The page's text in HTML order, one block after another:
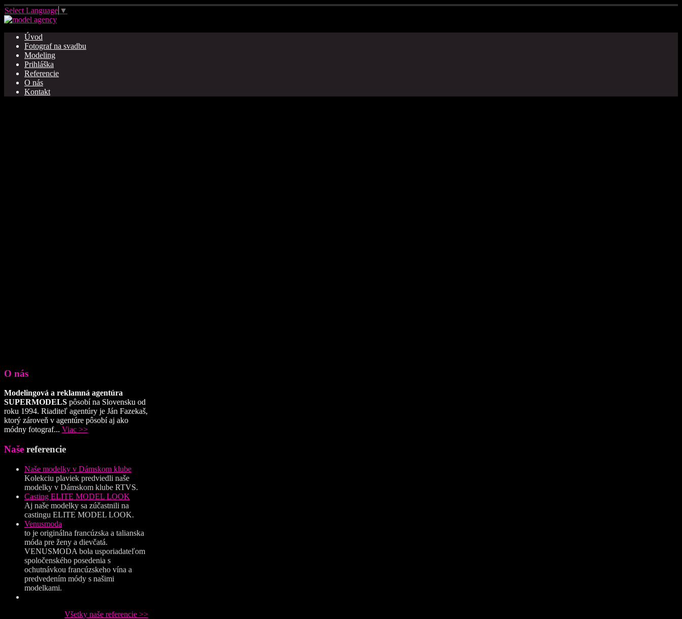
Select Language ▼
Úvod
Fotograf na svadbu
Modeling
Prihláška
Referencie
O nás
Kontakt
O nás
Modelingová a reklamná agentúra
SUPERMODELS pôsobí na Slovensku od
roku 1994. Riaditeľ agentúry je Ján Fazekaš,
ktorý zároveň v agentúre pôsobí aj ako
módny fotograf... Viac >>
Naše referencie
Naše modelky v Dámskom klube
Kolekciu plaviek predviedli naše
modelky v Dámskom klube RTVS.
Casting ELITE MODEL LOOK
Aj naše modelky sa zúčastnili na
castingu ELITE MODEL LOOK.
Venusmoda
to je originálna francúzska a talianska
móda pre ženy a dievčatá.
VENUSMODA bola usporiadateľom
spoločenského posedenia s
ochutnávkou francúzskeho vína a
predvedením módy s našimi
modelkami.
Všetky naše referencie >>